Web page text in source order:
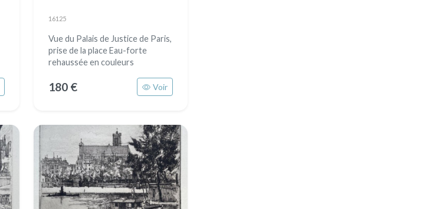
16125
Vue du Palais de Justice de Paris,
prise de la place Eau-forte
rehaussée en couleurs
180 € Voir